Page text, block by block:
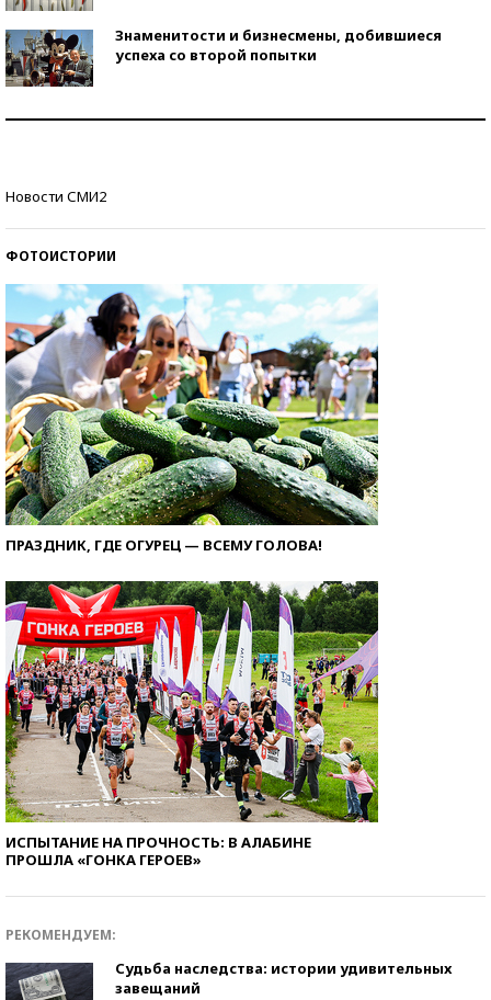
Знаменитости и бизнесмены, добившиеся
успеха со второй попытки
Новости СМИ2
ФОТОИСТОРИИ
ПРАЗДНИК, ГДЕ ОГУРЕЦ — ВСЕМУ ГОЛОВА!
ИСПЫТАНИЕ НА ПРОЧНОСТЬ: В АЛАБИНЕ
ПРОШЛА «ГОНКА ГЕРОЕВ»
РЕКОМЕНДУЕМ:
Судьба наследства: истории удивительных
завещаний